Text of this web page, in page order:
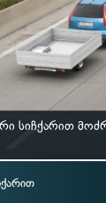
სიჩქარით